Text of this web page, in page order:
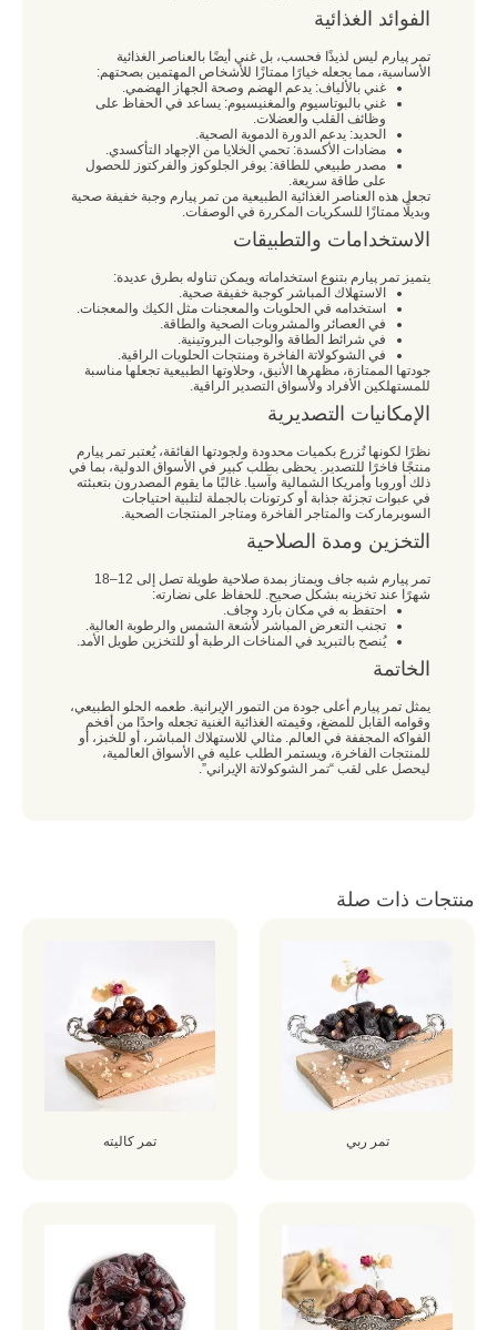
الفوائد الغذائية
تمر پیارم ليس لذيذًا فحسب، بل غني أيضًا بالعناصر الغذائية
الأساسية، مما يجعله خيارًا ممتازًا للأشخاص المهتمين بصحتهم:
غني بالألياف: يدعم الهضم وصحة الجهاز الهضمي.
غني بالبوتاسيوم والمغنيسيوم: يساعد في الحفاظ على
وظائف القلب والعضلات.
الحديد: يدعم الدورة الدموية الصحية.
مضادات الأكسدة: تحمي الخلايا من الإجهاد التأكسدي.
مصدر طبيعي للطاقة: يوفر الجلوكوز والفركتوز للحصول
على طاقة سريعة.
تجعل هذه العناصر الغذائية الطبيعية من تمر پیارم وجبة خفيفة صحية
وبديلًا ممتازًا للسكريات المكررة في الوصفات.
الاستخدامات والتطبيقات
يتميز تمر پیارم بتنوع استخداماته ويمكن تناوله بطرق عديدة:
الاستهلاك المباشر كوجبة خفيفة صحية.
استخدامه في الحلويات والمعجنات مثل الكيك والمعجنات.
في العصائر والمشروبات الصحية والطاقة.
في شرائط الطاقة والوجبات البروتينية.
في الشوكولاتة الفاخرة ومنتجات الحلويات الراقية.
جودتها الممتازة، مظهرها الأنيق، وحلاوتها الطبيعية تجعلها مناسبة
للمستهلكين الأفراد ولأسواق التصدير الراقية.
الإمكانيات التصديرية
نظرًا لكونها تُزرع بكميات محدودة ولجودتها الفائقة، يُعتبر تمر پیارم
منتجًا فاخرًا للتصدير. يحظى بطلب كبير في الأسواق الدولية، بما في
ذلك أوروبا وأمريكا الشمالية وآسيا. غالبًا ما يقوم المصدرون بتعبئته
في عبوات تجزئة جذابة أو كرتونات بالجملة لتلبية احتياجات
السوبرماركت والمتاجر الفاخرة ومتاجر المنتجات الصحية.
التخزين ومدة الصلاحية
تمر پیارم شبه جاف ويمتاز بمدة صلاحية طويلة تصل إلى 12–18
شهرًا عند تخزينه بشكل صحيح. للحفاظ على نضارته:
احتفظ به في مكان بارد وجاف.
تجنب التعرض المباشر لأشعة الشمس والرطوبة العالية.
يُنصح بالتبريد في المناخات الرطبة أو للتخزين طويل الأمد.
الخاتمة
يمثل تمر پیارم أعلى جودة من التمور الإيرانية. طعمه الحلو الطبيعي،
وقوامه القابل للمضغ، وقيمته الغذائية الغنية تجعله واحدًا من أفخم
الفواكه المجففة في العالم. مثالي للاستهلاك المباشر، أو للخبز، أو
للمنتجات الفاخرة، ويستمر الطلب عليه في الأسواق العالمية،
ليحصل على لقب “تمر الشوكولاتة الإيراني”.
منتجات ذات صلة
تمر ربي تمر كاليته